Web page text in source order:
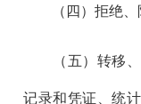
（四）拒绝、阻
（五）转移、
记录和凭证、统